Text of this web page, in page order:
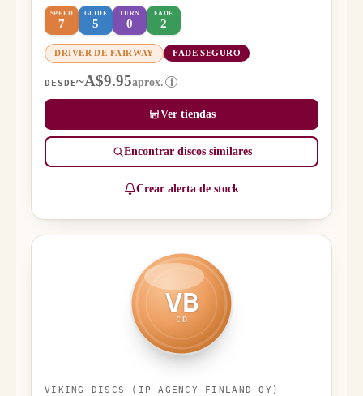
SPEED
7
GLIDE
5
TURN
0
FADE
2
DRIVER DE FAIRWAY FADE SEGURO
DESDE~A$9.95aprox. i
Ver tiendas
Encontrar discos similares
Crear alerta de stock
VB
CD
VIKING DISCS (IP-AGENCY FINLAND OY)